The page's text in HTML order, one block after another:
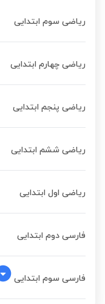
ریاضی سوم ابتدایی
ریاضی چهارم ابتدایی
ریاضی پنجم ابتدایی
ریاضی ششم ابتدایی
ریاضی اول ابتدایی
فارسی دوم ابتدایی
فارسی سوم ابتدایی